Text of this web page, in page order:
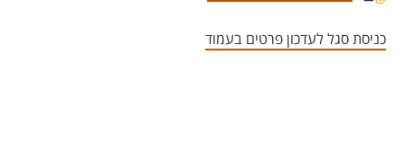
כניסת סגל לעדכון פרטים בעמוד